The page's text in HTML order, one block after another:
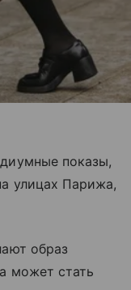
показы,
улицах Парижа,
образ
может стать